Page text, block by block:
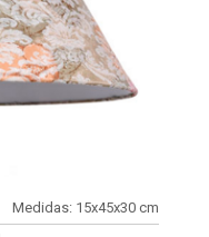
Medidas: 15x45x30 cm